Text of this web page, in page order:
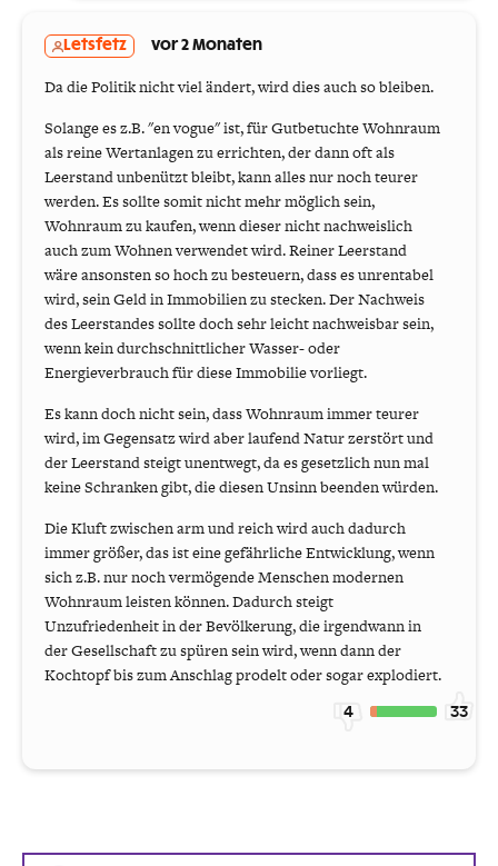
Letsfetz vor 2 Monaten
Da die Politik nicht viel ändert, wird dies auch so bleiben.
Solange es z.B. "en vogue" ist, für Gutbetuchte Wohnraum
als reine Wertanlagen zu errichten, der dann oft als
Leerstand unbenützt bleibt, kann alles nur noch teurer
werden. Es sollte somit nicht mehr möglich sein,
Wohnraum zu kaufen, wenn dieser nicht nachweislich
auch zum Wohnen verwendet wird. Reiner Leerstand
wäre ansonsten so hoch zu besteuern, dass es unrentabel
wird, sein Geld in Immobilien zu stecken. Der Nachweis
des Leerstandes sollte doch sehr leicht nachweisbar sein,
wenn kein durchschnittlicher Wasser- oder
Energieverbrauch für diese Immobilie vorliegt.
Es kann doch nicht sein, dass Wohnraum immer teurer
wird, im Gegensatz wird aber laufend Natur zerstört und
der Leerstand steigt unentwegt, da es gesetzlich nun mal
keine Schranken gibt, die diesen Unsinn beenden würden.
Die Kluft zwischen arm und reich wird auch dadurch
immer größer, das ist eine gefährliche Entwicklung, wenn
sich z.B. nur noch vermögende Menschen modernen
Wohnraum leisten können. Dadurch steigt
Unzufriedenheit in der Bevölkerung, die irgendwann in
der Gesellschaft zu spüren sein wird, wenn dann der
Kochtopf bis zum Anschlag prodelt oder sogar explodiert.
4 33